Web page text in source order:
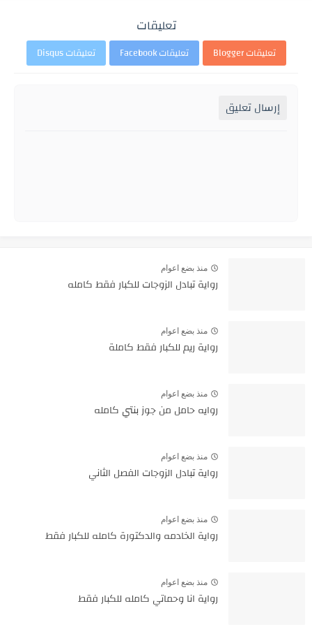
تعليقات
تعليقات Blogger تعليقات Facebook تعليقات Disqus
إرسال تعليق
منذ بضع اعوام
رواية تبادل الزوجات للكبار فقط كامله
منذ بضع اعوام
رواية ريم للكبار فقط كاملة
منذ بضع اعوام
روايه حامل من جوز بنتي كامله
منذ بضع اعوام
رواية تبادل الزوجات الفصل الثاني
منذ بضع اعوام
رواية الخادمه والدكتورة كامله للكبار فقط
منذ بضع اعوام
رواية انا وحماتي كامله للكبار فقط